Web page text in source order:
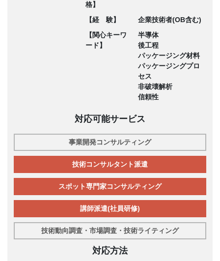
格】
【経 験】
企業技術者(OB含む)
【関心キーワ
ード】
半導体
後工程
パッケージング材料
パッケージングプロ
セス
非破壊解析
信頼性
対応可能サービス
事業開発コンサルティング
技術コンサルタント派遣
スポット専門家コンサルティング
講師派遣(社員研修)
技術動向調査・市場調査・技術ライティング
対応方法